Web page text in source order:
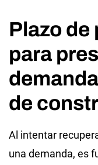
Plazo
para
de
Al intentar
una demanda, es